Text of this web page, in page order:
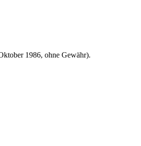
1986, ohne Gewähr).